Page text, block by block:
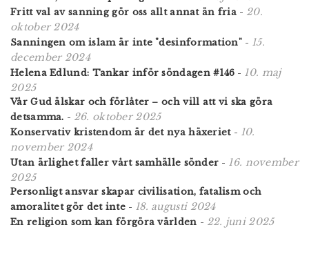
Fritt val av sanning gör oss allt annat än fria - 20.
oktober 2024
Sanningen om islam är inte "desinformation"- 15.
december 2024
Helena Edlund: Tankar inför söndagen #146 - 10. maj
2025
Vår Gud älskar och förlåter – och vill att vi ska göra
detsamma. - 26. oktober 2025
Konservativ kristendom är det nya häxeriet- 10.
november 2024
Utan ärlighet faller vårt samhälle sönder - 16. november
2025
Personligt ansvar skapar civilisation, fatalism och
amoralitet gör det inte- 18. augusti 2024
En religion som kan förgöra världen - 22. juni 2025